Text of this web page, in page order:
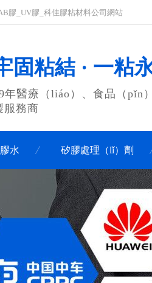
膠_UV膠_科佳膠粘材料公司網站
固粘結 · 一粘
年醫療（liáo）、食品（pǐn
服務商
水 矽膠處理（lǐ）劑